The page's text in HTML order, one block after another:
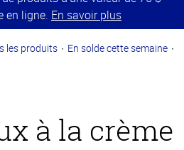
en ligne. En savoir plus
les produits
En solde cette semaine
à la crème